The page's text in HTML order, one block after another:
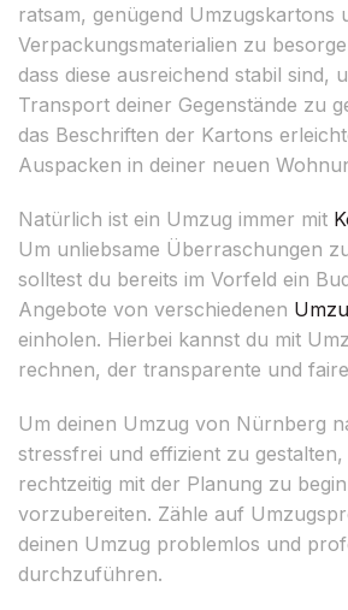
ratsam, genügend Umzugskartons
Verpackungsmaterialien zu
dass diese ausreichend stabil sind,
Transport deiner Gegenstände zu
das Beschriften der Kartons
Auspacken in deiner neuen
Natürlich ist ein Umzug immer mit
Um unliebsame Überraschungen
solltest du bereits im Vorfeld ein
Angebote von verschiedenen
einholen. Hierbei kannst du mit
rechnen, der transparente und
Um deinen Umzug von Nürnberg
stressfrei und effizient zu gestalten,
rechtzeitig mit der Planung zu
vorzubereiten. Zähle auf
deinen Umzug problemlos und
durchzuführen.